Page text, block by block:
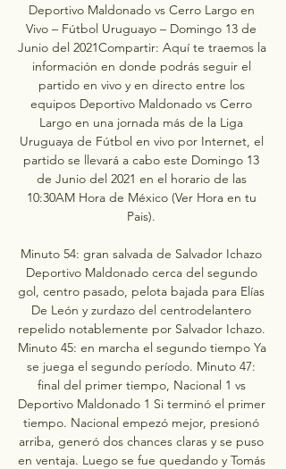
Deportivo Maldonado vs Cerro Largo en
Vivo – Fútbol Uruguayo – Domingo 13 de
Junio del 2021Compartir: Aquí te traemos la
información en donde podrás seguir el
partido en vivo y en directo entre los
equipos Deportivo Maldonado vs Cerro
Largo en una jornada más de la Liga
Uruguaya de Fútbol en vivo por Internet, el
partido se llevará a cabo este Domingo 13
de Junio del 2021 en el horario de las
10:30AM Hora de México (Ver Hora en tu
Pais).
Minuto 54: gran salvada de Salvador Ichazo
Deportivo Maldonado cerca del segundo
gol, centro pasado, pelota bajada para Elías
De León y zurdazo del centrodelantero
repelido notablemente por Salvador Ichazo.
Minuto 45: en marcha el segundo tiempo Ya
se juega el segundo período. Minuto 47:
final del primer tiempo, Nacional 1 vs
Deportivo Maldonado 1 Si terminó el primer
tiempo. Nacional empezó mejor, presionó
arriba, generó dos chances claras y se puso
en ventaja. Luego se fue quedando y Tomás